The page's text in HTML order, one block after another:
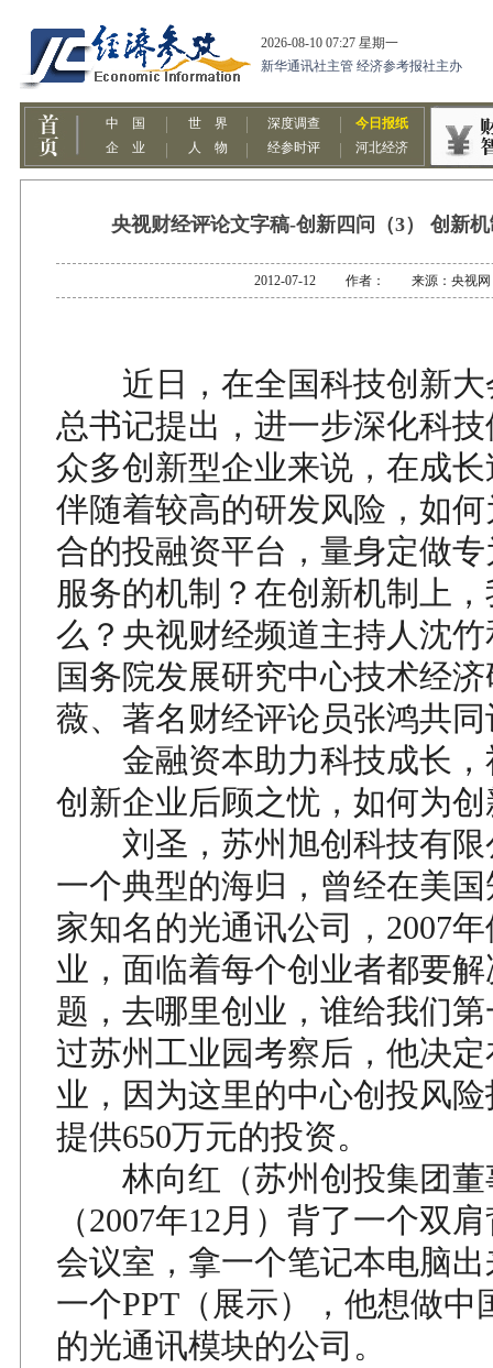
央视财经评论文字稿-创新四问（3） 创新
2012-07-12 作者： 来源：央视网
近日，在全国科技创新大
总书记提出，进一步深化科
众多创新型企业来说，在成
伴随着较高的研发风险，如
合的投融资平台，量身定做
服务的机制？在创新机制上
么？央视财经频道主持人沈
国务院发展研究中心技术经
薇、著名财经评论员张鸿共
金融资本助力科技成长，
创新企业后顾之忧，如何为
刘圣，苏州旭创科技有限
一个典型的海归，曾经在美
家知名的光通讯公司，2007
业，面临着每个创业者都要
题，去哪里创业，谁给我们
过苏州工业园考察后，他决
业，因为这里的中心创投风
提供650万元的投资。
林向红（苏州创投集团董
（2007年12月）背了一个双
会议室，拿一个笔记本电脑
一个PPT（展示），他想做中
的光通讯模块的公司。